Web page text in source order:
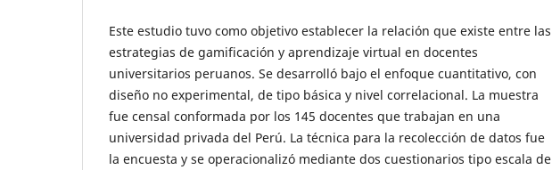
Este estudio tuvo como objetivo establecer la relación que existe entre las
estrategias de gamificación y aprendizaje virtual en docentes
universitarios peruanos. Se desarrolló bajo el enfoque cuantitativo, con
diseño no experimental, de tipo básica y nivel correlacional. La muestra
fue censal conformada por los 145 docentes que trabajan en una
universidad privada del Perú. La técnica para la recolección de datos fue
la encuesta y se operacionalizó mediante dos cuestionarios tipo escala de